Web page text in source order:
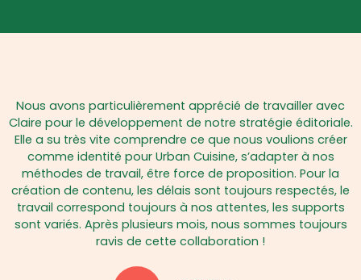
Nous avons particulièrement apprécié de travailler avec
Claire pour le développement de notre stratégie éditoriale.
Elle a su très vite comprendre ce que nous voulions créer
comme identité pour Urban Cuisine, s’adapter à nos
méthodes de travail, être force de proposition. Pour la
création de contenu, les délais sont toujours respectés, le
travail correspond toujours à nos attentes, les supports
sont variés. Après plusieurs mois, nous sommes toujours
ravis de cette collaboration !